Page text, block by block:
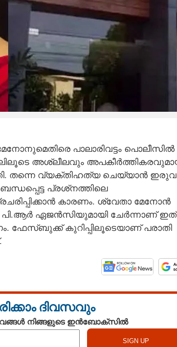
പാലാരിവട്ടം പൊലീസിൽ
അശ്ലീലവും
തന്നെ വ്യക്തിഹത്യ ചെയ്യാൻ
പ്രശ്‌നത്തിലെ
കാരണം. ശ്വേതാ മേനോൻ
ഏജൻസിയുമായി ചേർന്നാണ് ഇത്
ഫേസ്ബുക്ക് കുറിപ്പിലൂടെയാണ് പരാതി
ദിവസവും
നിങ്ങളുടെ ഇൻബോക്സിൽ